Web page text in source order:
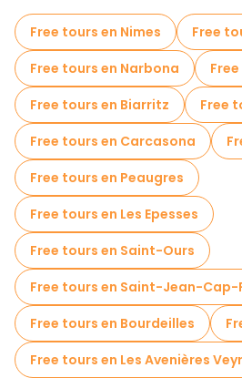
Free tours en Nimes
Free
Free tours en Narbona
Free tours en Biarritz
Free
Free tours en Carcasona
Free tours en Peaugres
Free tours en Les Epesses
Free tours en Saint-Ours
Free tours en Saint-Jean-
Free tours en Bourdeilles
Free tours en Les Avenières